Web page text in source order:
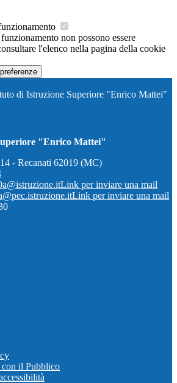
non possono essere
l'elenco nella pagina della cookie
di Istruzione Superiore "Enrico Mattei"
"Enrico Mattei"
- Recanati 62019 (MC)
Link per inviare una mail
Link per inviare una mail
il Pubblico